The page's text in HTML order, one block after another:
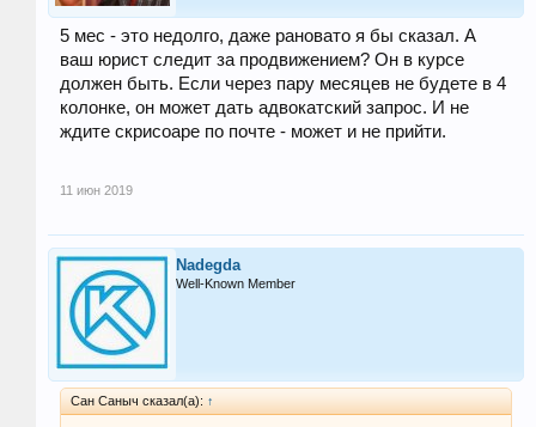
5 мес - это недолго, даже рановато я бы сказал. А
ваш юрист следит за продвижением? Он в курсе
должен быть. Если через пару месяцев не будете в 4
колонке, он может дать адвокатский запрос. И не
ждите скрисоаре по почте - может и не прийти.
11 июн 2019
Nadegda
Well-Known Member
Сан Саныч сказал(а): ↑